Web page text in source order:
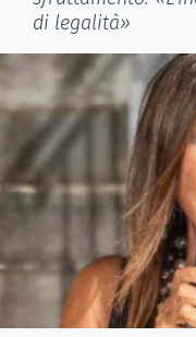
di legalità»